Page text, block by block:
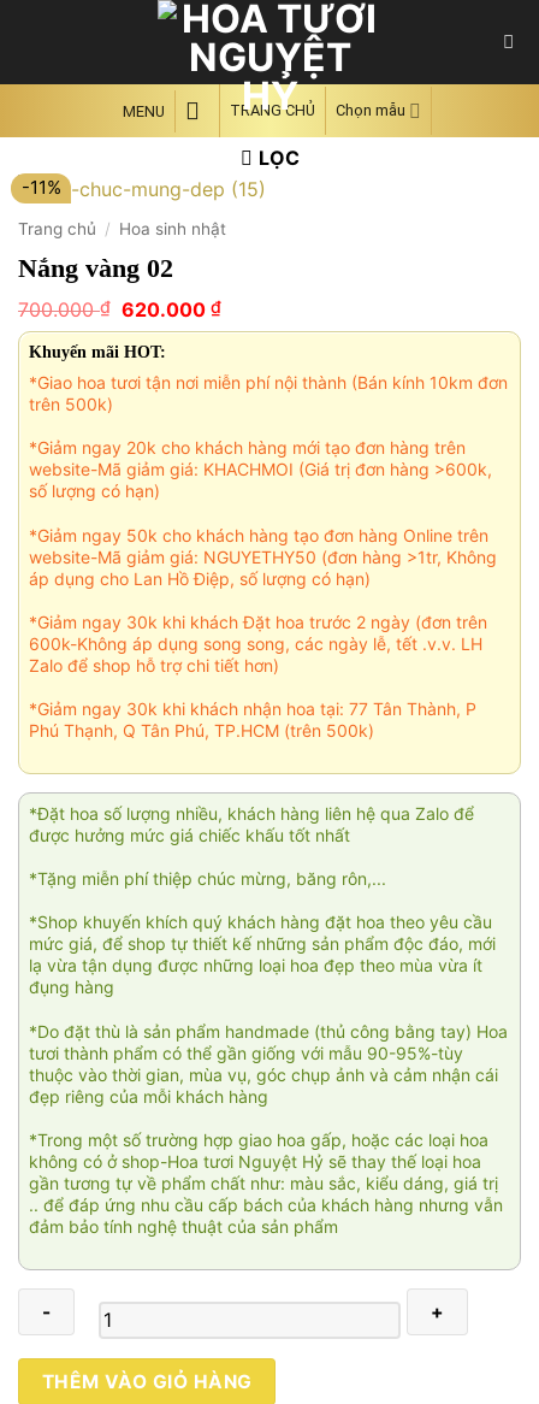
MENU TRANG CHỦ Chọn mẫu
LỌC
-11%
Trang chủ / Hoa sinh nhật
Nắng vàng 02
700.000₫ Giá
gốc
là:
700.000 ₫.
620.000 ₫Giá
hiện
620.000 ₫.
Khuyến mãi HOT:
*Giao hoa tươi tận nơi miễn phí nội thành (Bán kính 10km đơn
trên 500k)
*Giảm ngay 20k cho khách hàng mới tạo đơn hàng trên
website-Mã giảm giá: KHACHMOI (Giá trị đơn hàng >600k,
số lượng có hạn)
*Giảm ngay 50k cho khách hàng tạo đơn hàng Online trên
website-Mã giảm giá: NGUYETHY50 (đơn hàng >1tr, Không
áp dụng cho Lan Hồ Điệp, số lượng có hạn)
*Giảm ngay 30k khi khách Đặt hoa trước 2 ngày (đơn trên
600k-Không áp dụng song song, các ngày lễ, tết .v.v. LH
Zalo để shop hỗ trợ chi tiết hơn)
*Giảm ngay 30k khi khách nhận hoa tại: 77 Tân Thành, P
Phú Thạnh, Q Tân Phú, TP.HCM (trên 500k)
*Đặt hoa số lượng nhiều, khách hàng liên hệ qua Zalo để
được hưởng mức giá chiếc khấu tốt nhất
*Tặng miễn phí thiệp chúc mừng, băng rôn,...
*Shop khuyến khích quý khách hàng đặt hoa theo yêu cầu
mức giá, để shop tự thiết kế những sản phẩm độc đáo, mới
lạ vừa tận dụng được những loại hoa đẹp theo mùa vừa ít
đụng hàng
*Do đặt thù là sản phẩm handmade (thủ công bằng tay) Hoa
tươi thành phẩm có thể gần giống với mẫu 90-95%-tùy
thuộc vào thời gian, mùa vụ, góc chụp ảnh và cảm nhận cái
đẹp riêng của mỗi khách hàng
*Trong một số trường hợp giao hoa gấp, hoặc các loại hoa
không có ở shop-Hoa tươi Nguyệt Hỷ sẽ thay thế loại hoa
gần tương tự về phẩm chất như: màu sắc, kiểu dáng, giá trị
.. để đáp ứng nhu cầu cấp bách của khách hàng nhưng vẫn
đảm bảo tính nghệ thuật của sản phẩm
Nắng
vàng
THÊM VÀO GIỎ HÀNG